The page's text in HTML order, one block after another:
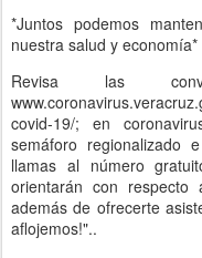
*Juntos podemos
nuestra salud y economía*
Revisa las
covid-19/; en
semáforo regionalizado
llamas al número
orientarán con respecto
además de ofrecerte
aflojemos!"..